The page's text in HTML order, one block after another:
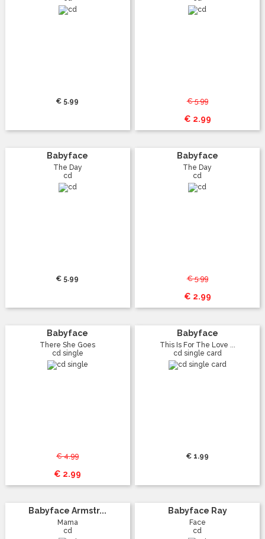
€ 5.99 € 5.99
€ 2.99
Babyface
The Day
cd
€ 5.99
Babyface
The Day
cd
€ 5.99
€ 2.99
Babyface
There She Goes
cd single
€ 4.99
€ 2.99
Babyface
This Is For The Love ...
cd single card
€ 1.99
Babyface Armstr...
Mama
cd
Babyface Ray
Face
cd